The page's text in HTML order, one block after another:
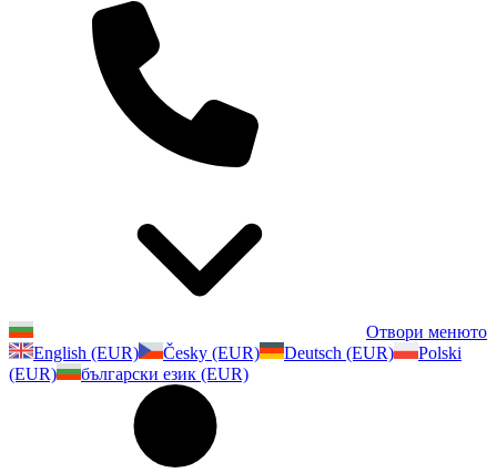
Отвори менюто
English (EUR)
Česky (EUR) Deutsch (EUR)
Polski
(EUR)
български език (EUR)